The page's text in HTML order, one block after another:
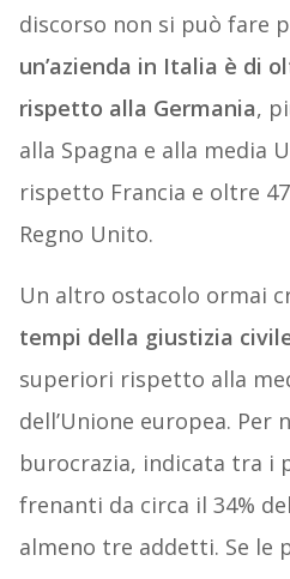
discorso non si può fare
un’azienda in Italia è di
rispetto alla Germania,
alla Spagna e alla media
rispetto Francia e oltre
Regno Unito.
Un altro ostacolo ormai
tempi della giustizia
superiori rispetto alla
dell’Unione europea. Per
burocrazia, indicata tra i
frenanti da circa il 34%
almeno tre addetti. Se le